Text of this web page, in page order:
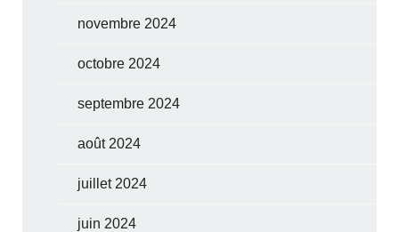
novembre 2024
octobre 2024
septembre 2024
août 2024
juillet 2024
juin 2024